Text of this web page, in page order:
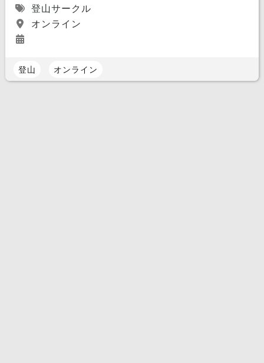
登山サークル
オンライン
登山 オンライン